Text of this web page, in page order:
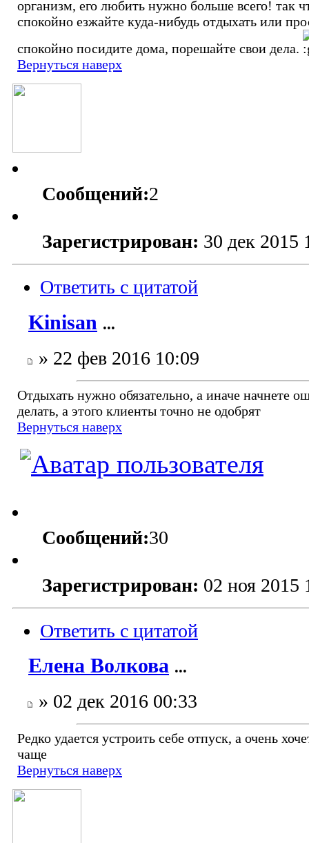
организм, его любить нужно больше всего! так
спокойно езжайте куда-нибудь отдыхать или
спокойно посидите дома, порешайте свои дела.
Вернуться наверх
Сообщений:2
Зарегистрирован: 30 дек 2015
Ответить с цитатой
Kinisan ...
» 22 фев 2016 10:09
Отдыхать нужно обязательно, а иначе начнете
делать, а этого клиенты точно не одобрят
Вернуться наверх
Сообщений:30
Зарегистрирован: 02 ноя 2015
Ответить с цитатой
Елена Волкова ...
» 02 дек 2016 00:33
Редко удается устроить себе отпуск, а очень
чаще
Вернуться наверх